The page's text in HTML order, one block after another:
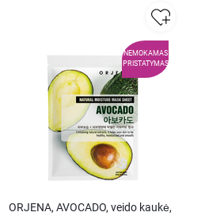
NEMOKAMAS
PRISTATYMAS
ORJENA, AVOCADO, veido kaukė,